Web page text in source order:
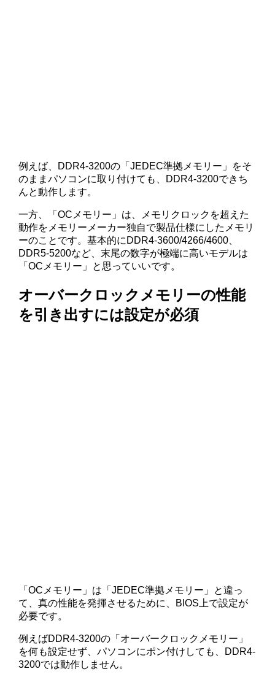
例えば、DDR4-3200の「JEDEC準拠メモリー」をそ
のままパソコンに取り付けても、DDR4-3200できち
んと動作します。
一方、「OCメモリー」は、メモリクロックを超えた
動作をメモリーメーカー独自で製品仕様にしたメモリ
ーのことです。基本的にDDR4-3600/4266/4600、
DDR5-5200など、末尾の数字が極端に高いモデルは
「OCメモリー」と思っていいです。
オーバークロックメモリーの性能
を引き出すには設定が必須
「OCメモリー」は「JEDEC準拠メモリー」と違っ
て、真の性能を発揮させるために、BIOS上で設定が
必要です。
例えばDDR4-3200の「オーバークロックメモリー」
を何も設定せず、パソコンにポン付けしても、DDR4-
3200では動作しません。